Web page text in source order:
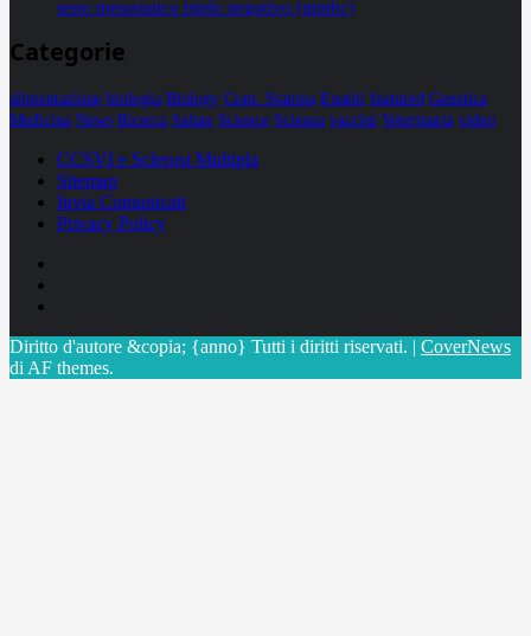
seno metastatico triplo negativo (mtnbc)
Categorie
alimentazione biologia Biology Com. Stampa Epatiti featured Genetica
Medicina News Ricerca Salute Science Scienza vaccini Veterinaria video
CCSVI e Sclerosi Multipla
Sitemap
Invia Comunicati
Privacy Policy
Diritto d'autore &copia; {anno} Tutti i diritti riservati. | CoverNews
di AF themes.